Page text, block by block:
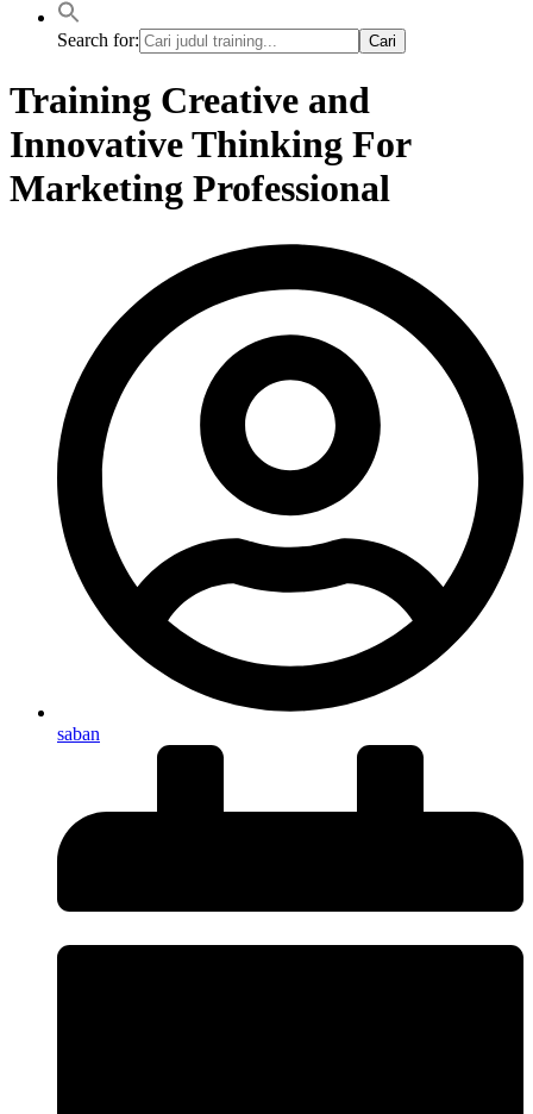
Search for:
Training Creative and
Innovative Thinking For
Marketing Professional
saban